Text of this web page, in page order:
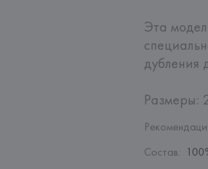
Эта
дубления
Размеры:
Состав: